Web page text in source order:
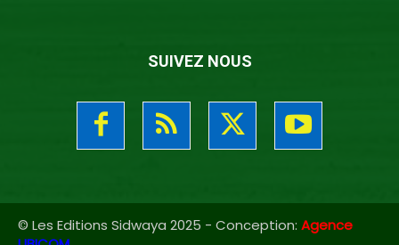
SUIVEZ NOUS
© Les Editions Sidwaya 2025 - Conception: Agence